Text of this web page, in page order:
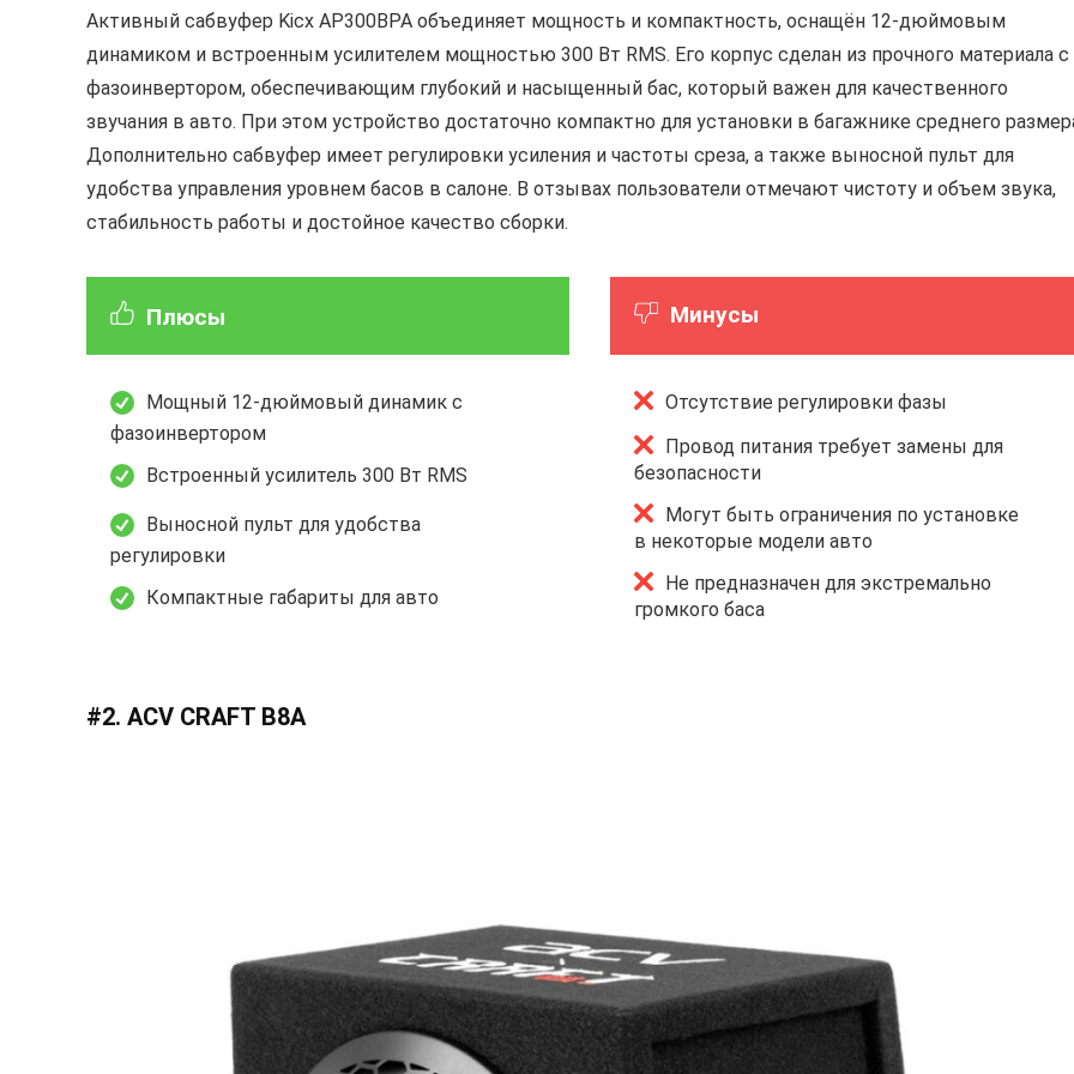
Активный сабвуфер Kicx AP300BPA объединяет мощность и компактность, оснащён 12-дюймовым
динамиком и встроенным усилителем мощностью 300 Вт RMS. Его корпус сделан из прочного материала с
фазоинвертором, обеспечивающим глубокий и насыщенный бас, который важен для качественного
звучания в авто. При этом устройство достаточно компактно для установки в багажнике среднего
Дополнительно сабвуфер имеет регулировки усиления и частоты среза, а также выносной пульт для
удобства управления уровнем басов в салоне. В отзывах пользователи отмечают чистоту и объем звука,
стабильность работы и достойное качество сборки.
Плюсы
Мощный 12-дюймовый динамик с
фазоинвертором
Встроенный усилитель 300 Вт RMS
Выносной пульт для удобства
регулировки
Компактные габариты для авто
Минусы
Отсутствие регулировки фазы
Провод питания требует замены для
безопасности
Могут быть ограничения по установке
в некоторые модели авто
Не предназначен для экстремально
громкого баса
#2. ACV CRAFT B8A